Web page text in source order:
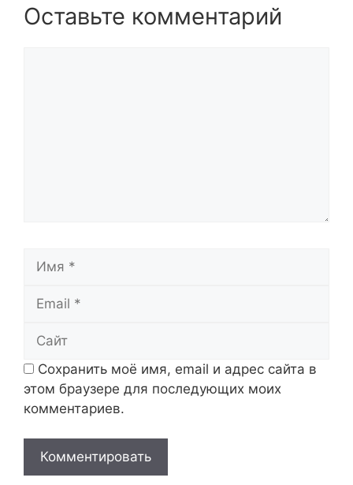
Оставьте комментарий
Сохранить моё имя, email и адрес сайта в
этом браузере для последующих моих
комментариев.